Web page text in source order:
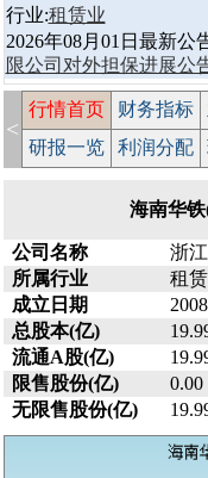
行业:租赁业
2026年08月01日最新公
限公司对外担保进展公
<
行情首页 财务指标
研报一览
利润分配
海南华铁
公司名称
浙
所属行业
租
成立日期
总股本(亿)
流通A股(亿)
限售股份(亿)
0.00
无限售股份(亿)